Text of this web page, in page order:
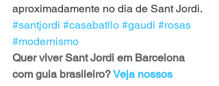
aproximadamente no dia de Sant Jordi.
#santjordi #casabatllo #gaudi #rosas
#modernismo
Quer viver Sant Jordi em Barcelona
com guia brasileiro? Veja nossos